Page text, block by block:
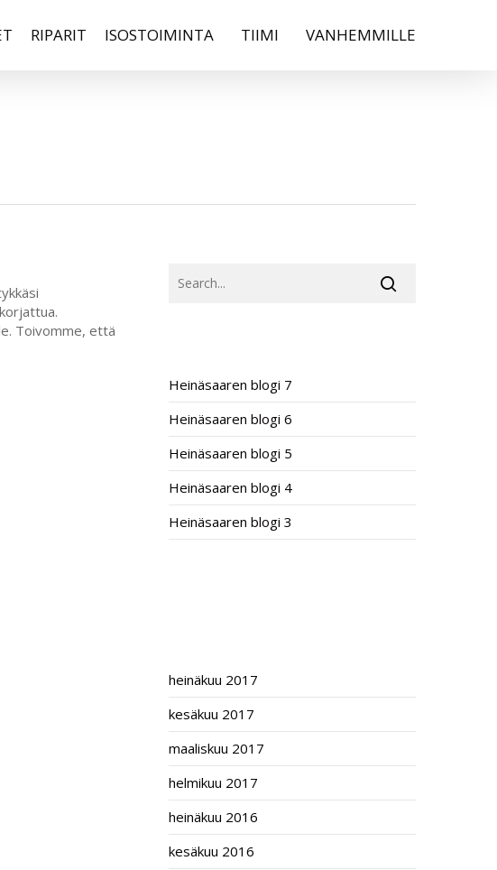
RIPARIT ISOSTOIMINTA TIIMI VANHEMMILLE
Toivomme, että
Heinäsaaren blogi 7
Heinäsaaren blogi 6
Heinäsaaren blogi 5
Heinäsaaren blogi 4
Heinäsaaren blogi 3
heinäkuu 2017
kesäkuu 2017
maaliskuu 2017
helmikuu 2017
heinäkuu 2016
kesäkuu 2016